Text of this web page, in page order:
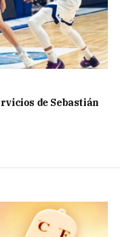
de Sebastián